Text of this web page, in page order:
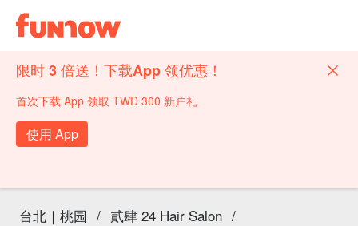
限时 3 倍送！下载App 领优惠！
首次下载 App 领取 TWD 300 新户礼
使用 App
台北｜桃园 / 貳肆 24 Hair Salon /